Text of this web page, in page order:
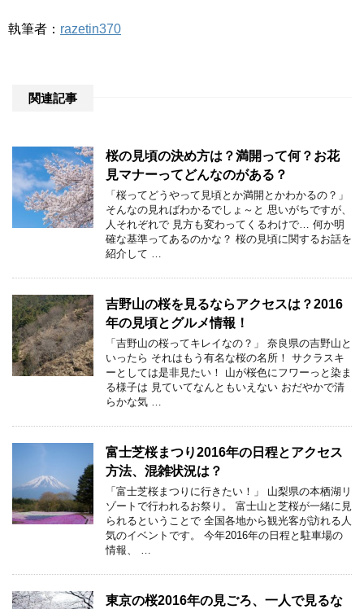
執筆者： razetin370
関連記事
桜の見頃の決め方は？満開って何？お花
見マナーってどんなのがある？
「桜ってどうやって見頃とか満開とかわかるの？」
そんなの見ればわかるでしょ～と 思いがちですが、
人それぞれで 見方も変わってくるわけで… 何か明
確な基準ってあるのかな？ 桜の見頃に関するお話を
紹介して …
吉野山の桜を見るならアクセスは？2016
年の見頃とグルメ情報！
「吉野山の桜ってキレイなの？」 奈良県の吉野山と
いったら それはもう有名な桜の名所！ サクラスキ
ーとしては是非見たい！ 山が桜色にフワーっと染ま
る様子は 見ていてなんともいえない おだやかで清
らかな気 …
富士芝桜まつり2016年の日程とアクセス
方法、混雑状況は？
「富士芝桜まつりに行きたい！」 山梨県の本栖湖リ
ゾートで行われるお祭り。 富士山と芝桜が一緒に見
られるということで 全国各地から観光客が訪れる人
気のイベントです。 今年2016年の日程と駐車場の
情報、 …
東京の桜2016年の見ごろ、一人で見るな